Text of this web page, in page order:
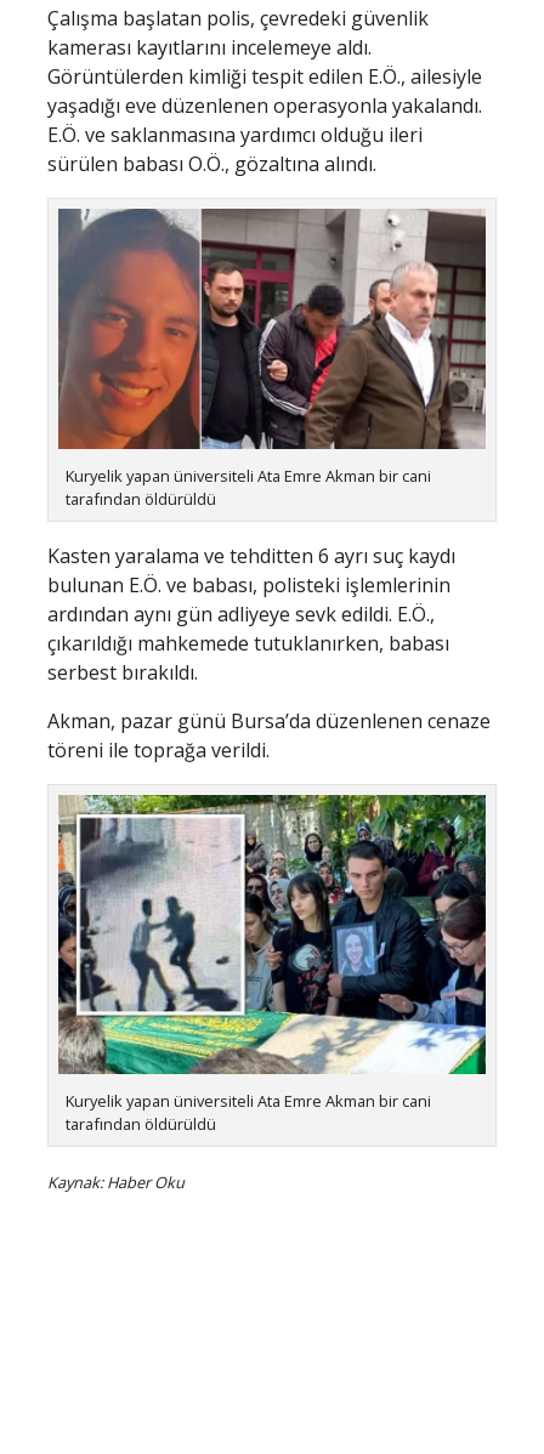
Çalışma başlatan polis, çevredeki güvenlik
kamerası kayıtlarını incelemeye aldı.
Görüntülerden kimliği tespit edilen E.Ö., ailesiyle
yaşadığı eve düzenlenen operasyonla yakalandı.
E.Ö. ve saklanmasına yardımcı olduğu ileri
sürülen babası O.Ö., gözaltına alındı.
Kuryelik yapan üniversiteli Ata Emre Akman bir cani
tarafından öldürüldü
Kasten yaralama ve tehditten 6 ayrı suç kaydı
bulunan E.Ö. ve babası, polisteki işlemlerinin
ardından aynı gün adliyeye sevk edildi. E.Ö.,
çıkarıldığı mahkemede tutuklanırken, babası
serbest bırakıldı.
Akman, pazar günü Bursa’da düzenlenen cenaze
töreni ile toprağa verildi.
Kuryelik yapan üniversiteli Ata Emre Akman bir cani
tarafından öldürüldü
Kaynak: Haber Oku